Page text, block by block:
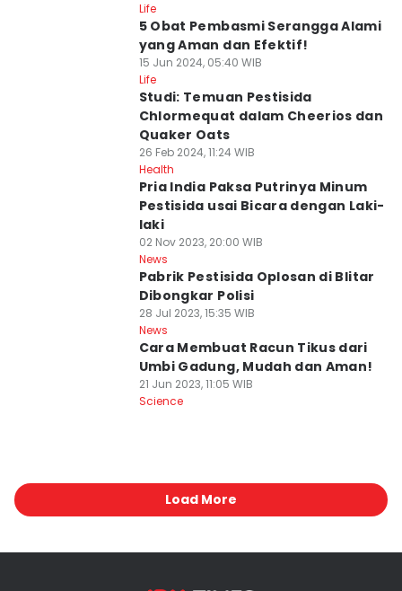
Life
5 Obat Pembasmi Serangga Alami
yang Aman dan Efektif!
15 Jun 2024, 05:40 WIB
Life
Studi: Temuan Pestisida
Chlormequat dalam Cheerios dan
Quaker Oats
26 Feb 2024, 11:24 WIB
Health
Pria India Paksa Putrinya Minum
Pestisida usai Bicara dengan Laki-
laki
02 Nov 2023, 20:00 WIB
News
Pabrik Pestisida Oplosan di Blitar
Dibongkar Polisi
28 Jul 2023, 15:35 WIB
News
Cara Membuat Racun Tikus dari
Umbi Gadung, Mudah dan Aman!
21 Jun 2023, 11:05 WIB
Science
Load More